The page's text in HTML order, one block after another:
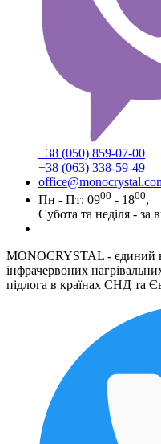
+38 (050) 859-07-00
+38 (063) 338-59-49
Пн - Пт: 0900 - 1800,
Субота та неділя - за
MONOCRYSTAL - єдиний
інфрачервоних
підлога в країнах СНД та